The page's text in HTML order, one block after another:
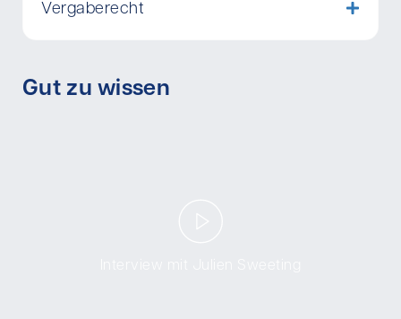
Vergaberecht
Gut zu wissen